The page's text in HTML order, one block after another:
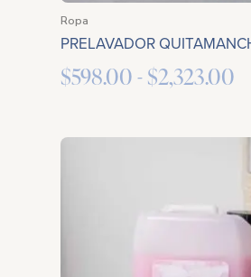
Ropa
PRELAVADOR
$598.00-$2,323.00